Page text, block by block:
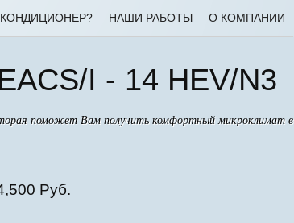
КОНДИЦИОНЕР? НАШИ РАБОТЫ О КОМПАНИИ
I - 14 HEV/N3
поможет Вам получить комфортный микроклимат в
Руб.